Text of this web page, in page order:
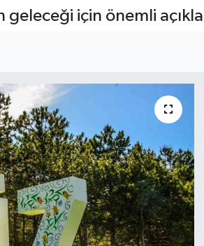
geleceği için önemli